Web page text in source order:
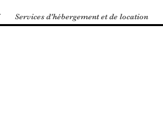
Services d'hébergement et de location